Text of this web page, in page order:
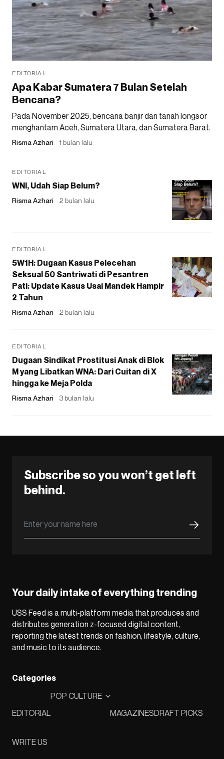
EDITORIAL
Apa Kabar Sumatera 7 Bulan Setelah
Bencana?
Pada November 2025, bencana banjir dan tanah longsor
menghantam Aceh, Sumatera Utara, dan Sumatera Barat.
Risma Azhari 1 bulan lalu
EDITORIAL
WNI, Udah Siap Belum?
Risma Azhari 2 bulan lalu
EDITORIAL
5W1H: Dugaan Kasus Pelecehan
Seksual 50 Santriwati di Pesantren
Pati: Update Kasus Usai Mandek Hampir
2 Tahun
Risma Azhari 2 bulan lalu
EDITORIAL
Dugaan Sindikat Prostitusi Anak di Blok
M yang Libatkan WNA: Dari Cuitan di X
hingga ke Meja Polda
Risma Azhari 3 bulan lalu
Subscribe so you won’t get left
behind.
Your daily intake of everything trending
USS Feed is a multi-platform media that produces and
distributes generation z-focused digital content,
reporting the latest trends on fashion, lifestyle, culture,
and music to its audience.
Categories
EDITORIAL
POP CULTURE
MAGAZINESDRAFT PICKS
WRITE US